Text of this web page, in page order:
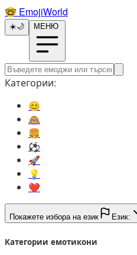
🤓️ EmojiWorld
☀️🌙 МЕНЮ
Категории:
😊️
🙈️
🍔️
⚽️
🚀️
💡️
❤️
Покажете избора на език Език:
Категории емотикони